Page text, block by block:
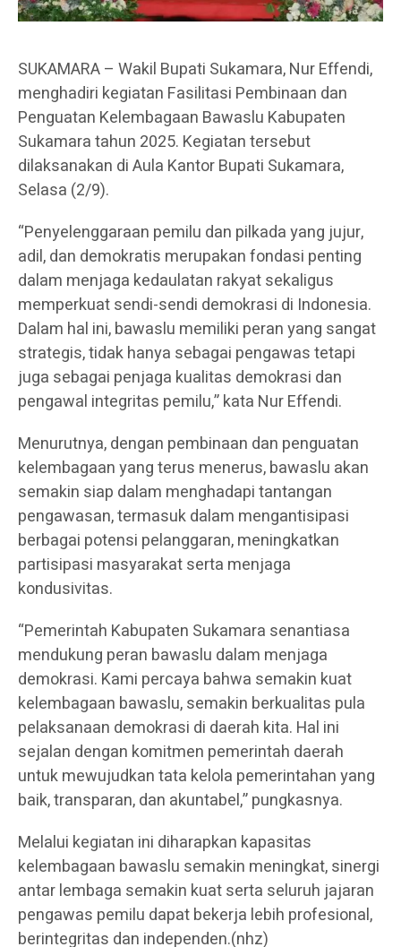
SUKAMARA – Wakil Bupati Sukamara, Nur Effendi,
menghadiri kegiatan Fasilitasi Pembinaan dan
Penguatan Kelembagaan Bawaslu Kabupaten
Sukamara tahun 2025. Kegiatan tersebut
dilaksanakan di Aula Kantor Bupati Sukamara,
Selasa (2/9).
“Penyelenggaraan pemilu dan pilkada yang jujur,
adil, dan demokratis merupakan fondasi penting
dalam menjaga kedaulatan rakyat sekaligus
memperkuat sendi-sendi demokrasi di Indonesia.
Dalam hal ini, bawaslu memiliki peran yang sangat
strategis, tidak hanya sebagai pengawas tetapi
juga sebagai penjaga kualitas demokrasi dan
pengawal integritas pemilu,” kata Nur Effendi.
Menurutnya, dengan pembinaan dan penguatan
kelembagaan yang terus menerus, bawaslu akan
semakin siap dalam menghadapi tantangan
pengawasan, termasuk dalam mengantisipasi
berbagai potensi pelanggaran, meningkatkan
partisipasi masyarakat serta menjaga
kondusivitas.
“Pemerintah Kabupaten Sukamara senantiasa
mendukung peran bawaslu dalam menjaga
demokrasi. Kami percaya bahwa semakin kuat
kelembagaan bawaslu, semakin berkualitas pula
pelaksanaan demokrasi di daerah kita. Hal ini
sejalan dengan komitmen pemerintah daerah
untuk mewujudkan tata kelola pemerintahan yang
baik, transparan, dan akuntabel,” pungkasnya.
Melalui kegiatan ini diharapkan kapasitas
kelembagaan bawaslu semakin meningkat, sinergi
antar lembaga semakin kuat serta seluruh jajaran
pengawas pemilu dapat bekerja lebih profesional,
berintegritas dan independen.(nhz)